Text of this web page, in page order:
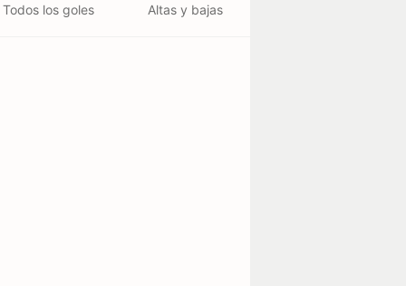
Todos los goles Altas y bajas